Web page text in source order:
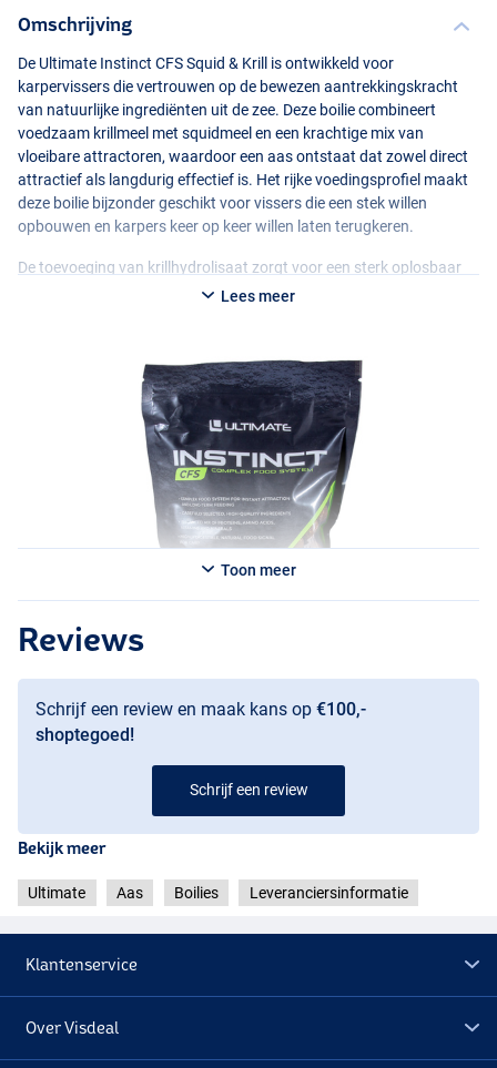
Omschrijving
De Ultimate Instinct CFSSquid & Krill is ontwikkeld voor
karpervissers die vertrouwen op de bewezen aantrekkingskracht
van natuurlijke ingrediënten uit de zee. Deze boilie combineert
voedzaam krillmeel met squidmeel en een krachtige mix van
vloeibare attractoren, waardoor een aas ontstaat dat zowel direct
attractief als langdurig effectief is. Het rijke voedingsprofiel maakt
deze boilie bijzonder geschikt voor vissers die een stek willen
opbouwen en karpers keer op keer willen laten terugkeren.
De toevoeging van krillhydrolisaat zorgt voor een sterk oplosbaar
geur- en smaakspoor dat zich snel door het water verspreidt, terwijl
jarenlang vertrouwen in hebben. Dankzij de combinatie van
hoogwaardige ingrediënten, gistextract en een uitgebalanceerde
basismix biedt deze boilie zowel instant aantrekkingskracht als een
hoge voedingswaarde voor langdurige voercampagnes.
De lichtbruine kleur sluit perfect aan bij natuurlijke voedselbronnen
en maakt de boilie geschikt voor uiteenlopende watertypes en
omstandigheden. Of je nu een korte sessie vist of een meerdaagse
voercampagne opzet, de Squid & Krill is een veelzijdige allrounder
die uitblinkt in betrouwbaarheid, voedingswaarde en langdurige
doen.
Lees meer
Toon meer
Reviews
Schrijf een review en maak kans op €100,-
shoptegoed!
Schrijf een review
Bekijk meer
Ultimate Aas Boilies Leveranciersinformatie
Klantenservice
Over Visdeal